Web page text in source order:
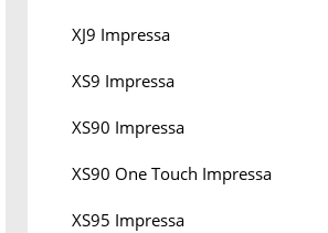
XJ9 Impressa
XS9 Impressa
XS90 Impressa
XS90 One Touch Impressa
XS95 Impressa